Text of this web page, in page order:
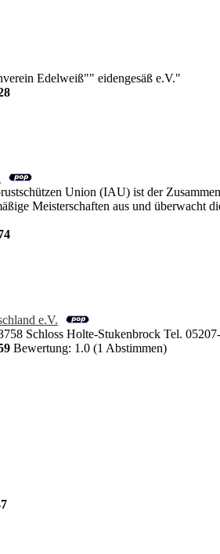
Edelweiß"" eidengesäß e.V."
Union (IAU) ist der
Meisterschaften aus und überwacht
e.V.
Schloss Holte-Stukenbrock Tel.
Bewertung: 1.0 (1 Abstimmen)